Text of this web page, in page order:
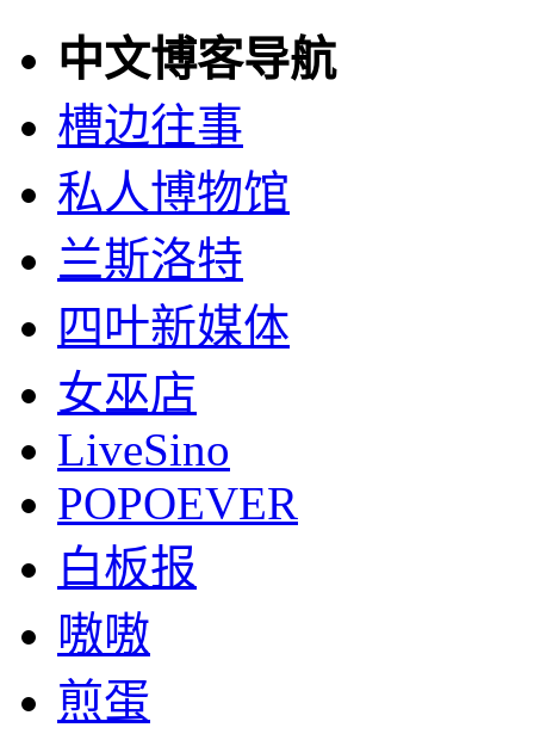
中文博客导航
槽边往事
私人博物馆
兰斯洛特
四叶新媒体
女巫店
LiveSino
POPOEVER
白板报
嗷嗷
煎蛋